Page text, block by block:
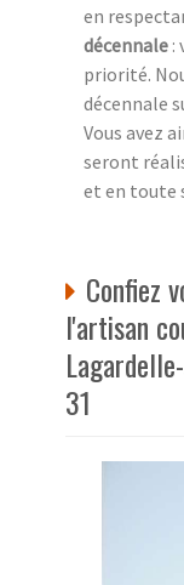
en
décennale :
priorité.
décennale
Vous avez
seront
et en toute
Confiez
l'artisan
31